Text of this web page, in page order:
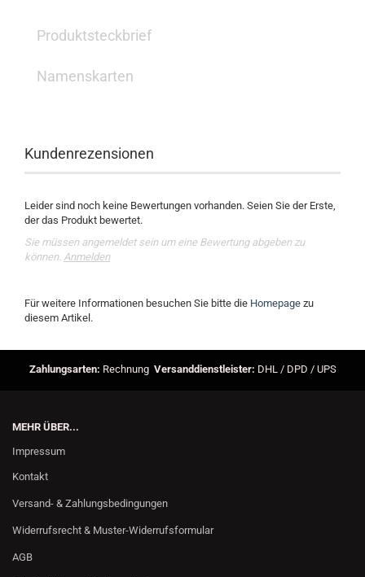
Produktsteckbrief
Namenskarten
Kundenrezensionen
Leider sind noch keine Bewertungen vorhanden. Seien Sie der Erste,
der das Produkt bewertet.
Sie müssen angemeldet sein um eine Bewertung abgeben zu
können. Anmelden
Für weitere Informationen besuchen Sie bitte die Homepage zu
diesem Artikel.
Zahlungsarten: Rechnung Versanddienstleister: DHL / DPD / UPS
MEHR ÜBER...
Impressum
Kontakt
Versand- & Zahlungsbedingungen
Widerrufsrecht & Muster-Widerrufsformular
AGB